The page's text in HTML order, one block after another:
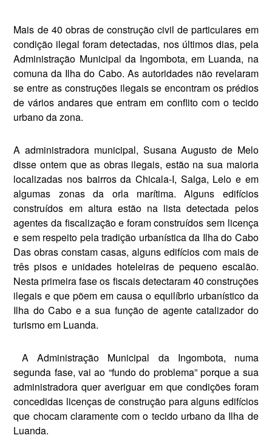
Mais de 40 obras de construção civil de particulares em
condição ilegal foram detectadas, nos últimos dias, pela
Administração Mu­nicipal da Ingombota, em Luanda, na
comuna da Ilha do Cabo. As autoridades não revelaram
se en­tre as construções ilegais se en­contram os prédios
de vários an­dares que entram em conflito com o tecido
urbano da zona.
A administradora municipal, Su­sana Augusto de Melo
disse ontem que as obras ilegais, estão na sua maioria
localizadas nos bairros da Chicala-I, Salga, Lelo e em
algumas zonas da orla marítima. Alguns edifícios
construídos em altura estão na lista detectada pelos
agentes da fis­calização e foram construídos sem licença
e sem respeito pela tradição urbanística da Ilha do Cabo
Das obras constam casas, alguns edifícios com mais de
três pisos e unidades hoteleiras de pequeno es­calão.
Nesta primeira fase os fis­cais detectaram 40 construções
ile­gais e que põem em causa o equilí­brio urbanístico da
Ilha do Cabo e a sua função de agente catalizador do
turismo em Luanda.
A Administração Municipal da Ingombota, numa
segunda fase, vai ao “fundo do problema” por­que a sua
administradora quer averiguar em que condições foram
concedidas licenças de construção para alguns edifícios
que chocam claramente com o tecido urbano da Ilha de
Luanda.